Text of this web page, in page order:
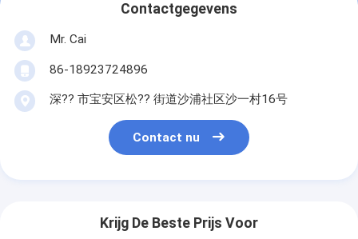
Contactgegevens
Mr. Cai
86-18923724896
深?? 市宝安区松?? 街道沙浦社区沙一村16号
Contact nu
Krijg De Beste Prijs Voor